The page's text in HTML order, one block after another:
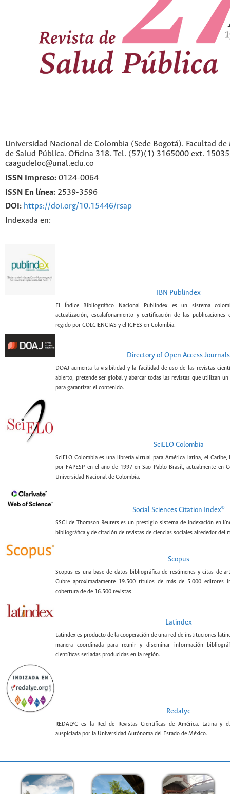
Universidad Nacional de Colombia (Sede Bogotá). Facultad
de Salud Pública. Oficina 318. Tel. (57)(1) 3165000 ext.
caagudeloc@unal.edu.co
ISSN Impreso: 0124-0064
ISSN En línea: 2539-3596
DOI: https://doi.org/10.15446/rsap
Indexada en:
IBN Publindex
El Índice Bibliográfico Nacional Publindex es un sistema
actualización, escalafonamiento y certificación de las publicaciones
regido por COLCIENCIAS y el ICFES en Colombia.
Directory of Open Access Journals
DOAJ aumenta la visibilidad y la facilidad de uso de las revistas
abierto, pretende ser global y abarcar todas las revistas que utilizan
para garantizar el contenido.
SciELO Colombia
SciELO Colombia es una librería virtual para América Latina, el Caribe,
por FAPESP en el año de 1997 en Sao Pablo Brasil, actualmente en
Universidad Nacional de Colombia.
Social Sciences Citation Index©
SSCI de Thomson Reuters es un prestigio sistema de indexación en
bibliográfica y de citación de revistas de ciencias sociales alrededor del
Scopus
Scopus es una base de datos bibliográfica de resúmenes y citas de
Cubre aproximadamente 19.500 títulos de más de 5.000 editores
cobertura de de 16.500 revistas.
Latindex
Latindex es producto de la cooperación de una red de instituciones
manera coordinada para reunir y diseminar información
científicas seriadas producidas en la región.
Redalyc
REDALYC es la Red de Revistas Científicas de América. Latina y
auspiciada por la Universidad Autónoma del Estado de México.